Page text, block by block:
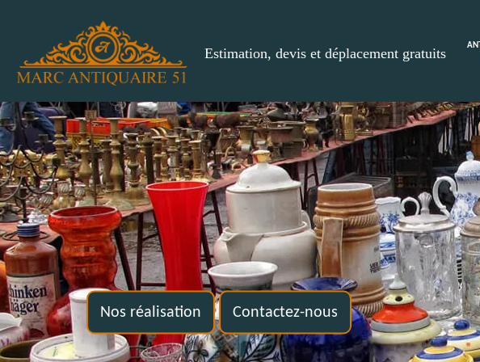
Estimation, devis et déplacement gratuits
Nos réalisation Contactez-nous